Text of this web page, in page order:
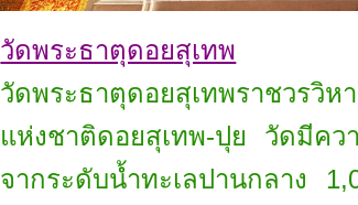
วัดพระธาตุดอยสุเทพ
วัดพระธาตุดอยสุเทพราชวรวิ
แห่งชาติดอยสุเทพ-ปุย วัดมีคว
จากระดับน้ำทะเลปานกลาง